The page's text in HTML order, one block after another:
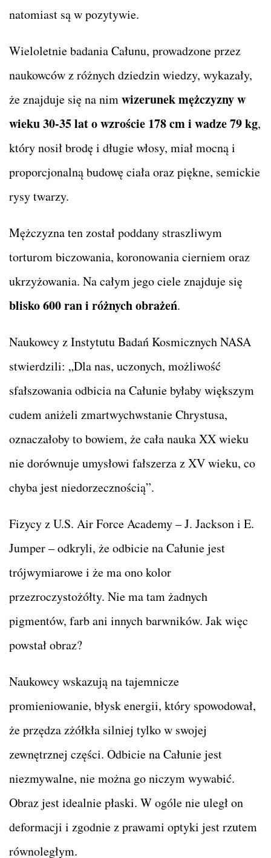
natomiast są w pozytywie.
Wieloletnie badania Całunu, prowadzone przez
naukowców z różnych dziedzin wiedzy, wykazały,
że znajduje się na nimwizerunek mężczyzny w
wieku 30-35 lat o wzroście 178 cm i wadze 79 kg,
który nosił brodę i długie włosy, miał mocną i
proporcjonalną budowę ciała oraz piękne, semickie
rysy twarzy.
Mężczyzna ten został poddany straszliwym
torturom biczowania, koronowania cierniem oraz
ukrzyżowania. Na całym jego ciele znajduje się
blisko 600 ran i różnych obrażeń.
Naukowcy z Instytutu Badań Kosmicznych NASA
stwierdzili: „Dla nas, uczonych, możliwość
sfałszowania odbicia na Całunie byłaby większym
cudem aniżeli zmartwychwstanie Chrystusa,
oznaczałoby to bowiem, że cała nauka XX wieku
nie dorównuje umysłowi fałszerza z XV wieku, co
chyba jest niedorzecznością”.
Fizycy z U.S. Air Force Academy – J. Jackson i E.
Jumper – odkryli, że odbicie na Całunie jest
trójwymiarowe i że ma ono kolor
przezroczystożółty. Nie ma tam żadnych
pigmentów, farb ani innych barwników. Jak więc
powstał obraz?
Naukowcy wskazują na tajemnicze
promieniowanie, błysk energii, który spowodował,
że przędza zżółkła silniej tylko w swojej
zewnętrznej części. Odbicie na Całunie jest
niezmywalne, nie można go niczym wywabić.
Obraz jest idealnie płaski. W ogóle nie uległ on
deformacji i zgodnie z prawami optyki jest rzutem
równoległym.